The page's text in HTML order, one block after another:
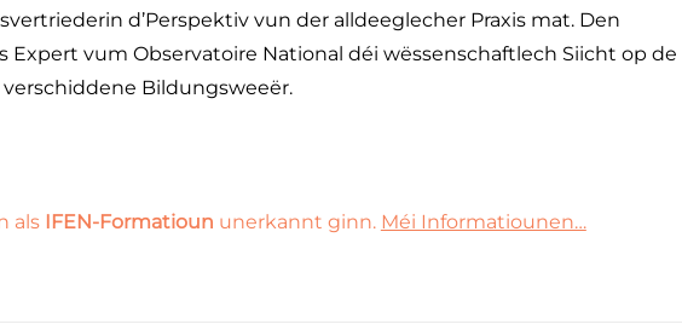
d’Perspektiv vun der alldeeglecher Praxis mat. Den
Expert vum Observatoire National déi wëssenschaftlech Siicht op de
Bildungsweeër.
als IFEN-Formatioun unerkannt ginn. Méi Informatiounen…